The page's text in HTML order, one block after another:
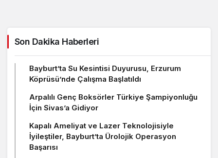
Son Dakika Haberleri
Bayburt’ta Su Kesintisi Duyurusu, Erzurum
Köprüsü’nde Çalışma Başlatıldı
Arpalılı Genç Boksörler Türkiye Şampiyonluğu
İçin Sivas’a Gidiyor
Kapalı Ameliyat ve Lazer Teknolojisiyle
İyileştiler, Bayburt’ta Ürolojik Operasyon
Başarısı